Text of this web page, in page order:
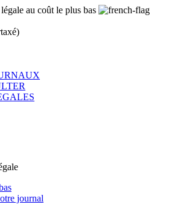
au coût le plus bas
journal